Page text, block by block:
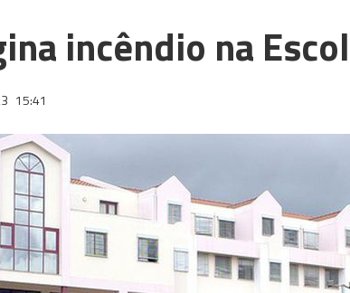
incêndio na
15:41